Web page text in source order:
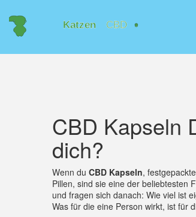
CBD Kapseln
dich?
Wenn du CBD Kapseln,
Pillen, sind sie eine der beliebtesten
und fragen sich danach: Wie viel ist
Was für die eine Person wirkt, ist für